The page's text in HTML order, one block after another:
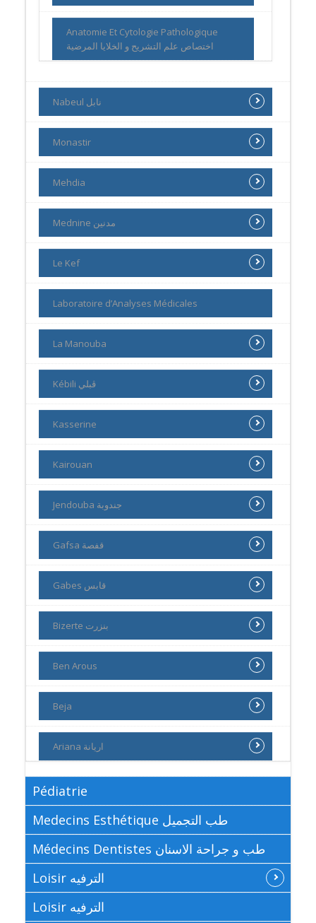
Anatomie Et Cytologie Pathologique
اختصاص علم التشريح و الخلايا المرضية
Nabeul نابل
Monastir
Mehdia
Mednine مدنين
Le Kef
Laboratoire d’Analyses Médicales
La Manouba
Kébili ڨبلي
Kasserine
Kairouan
Jendouba جندوبة
Gafsa قفصة
Gabes قابس
Bizerte بنزرت
Ben Arous
Beja
Ariana اريانة
Pédiatrie
Medecins Esthétique طب التجميل
Médecins Dentistes طب و جراحة الاسنان
Loisir الترفيه
Loisir الترفيه